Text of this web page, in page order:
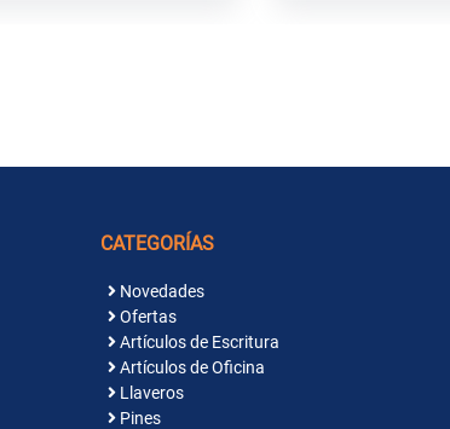
CATEGORÍAS
Novedades
Ofertas
Artículos de Escritura
Artículos de Oficina
Llaveros
Pines